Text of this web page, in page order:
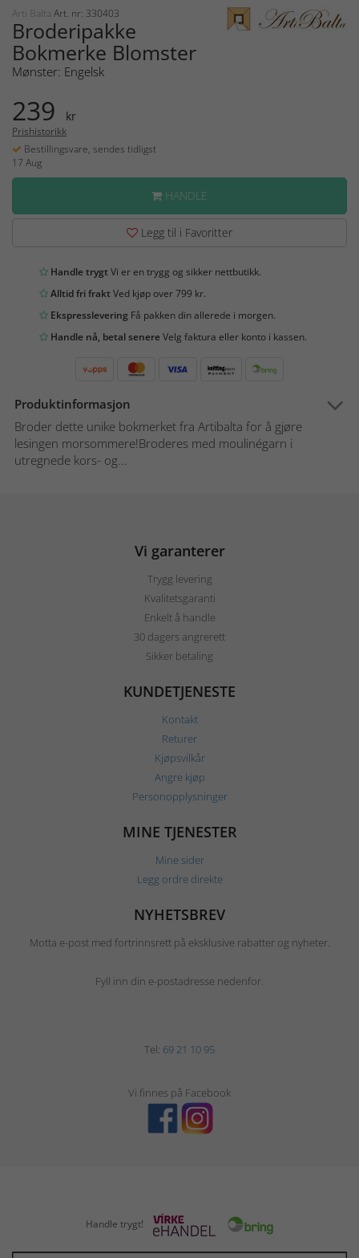
Arti Balta Art. nr: 330403
Broderipakke
Bokmerke Blomster
Mønster: Engelsk
239 kr
Prishistorikk
Bestillingsvare, sendes tidligst
17 Aug
HANDLE
Legg til i Favoritter
Handle trygtVi er en trygg og sikker nettbutikk.
Alltid fri fraktVed kjøp over 799 kr.
Ekspresslevering Få pakken din allerede i morgen.
Handle nå, betal senereVelg faktura eller konto i kassen.
Produktinformasjon
Broder dette unike bokmerket fra Artibalta for å gjøre
lesingen morsommere!Broderes med moulinégarn i
utregnede kors- og...
Vi garanterer
Trygg levering
Kvalitetsgaranti
Enkelt å handle
30 dagers angrerett
Sikker betaling
KUNDETJENESTE
Kontakt
Returer
Kjøpsvilkår
Angre kjøp
Personopplysninger
MINE TJENESTER
Mine sider
Legg ordre direkte
NYHETSBREV
Motta e-post med fortrinnsrett på eksklusive rabatter og nyheter.
Fyll inn din e-postadresse nedenfor.
Tel: 69 21 10 95
Vi finnes på Facebook
Handle trygt!